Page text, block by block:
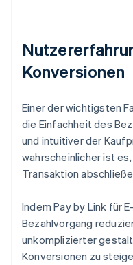
Konversionen
Einer der wichtigsten
die Einfachheit des
und intuitiver der
wahrscheinlicher ist
Transaktion
Indem Pay by Link für
Bezahlvorgang
unkomplizierter
Konversionen zu